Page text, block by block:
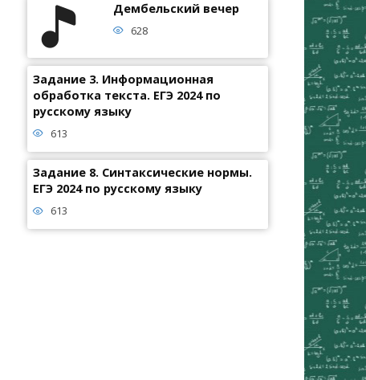
Дембельский вечер
628
Задание 3. Информационная
обработка текста. ЕГЭ 2024 по
русскому языку
613
Задание 8. Синтаксические нормы.
ЕГЭ 2024 по русскому языку
613